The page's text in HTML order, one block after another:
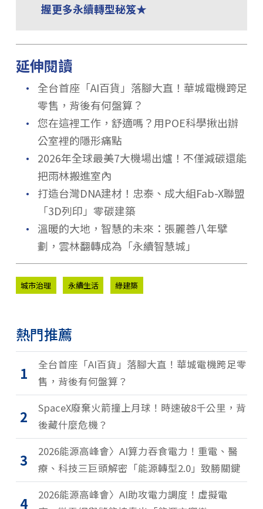
握更多永續轉型秘笈★
延伸閱讀
．
全台首座「AI百貨」落腳大直！華城電機跨足
零售，背後有何盤算？
． 您在這裡工作，舒適嗎？用POE科學揪出辦
公室裡的隱形痛點
．
2026年全球最美7大機場出爐！不僅減碳還能
把雨林搬進室內
．
打造台灣DNA建材！忠泰、成大組Fab-X聯盟
「3D列印」零碳建築
．
溫暖的大地，智慧的未來：張麗善八年擘
劃，雲林翻轉成為「永續智慧城」
城市治理 永續生活 綠建築
熱門推薦
1
全台首座「AI百貨」落腳大直！華城電機跨足零
售，背後有何盤算？
2
SpaceX廢棄火箭撞上月球！時速破8千公里，背
後藏什麼危機？
3
2026能源高峰會〉AI算力吞食電力！重電、醫
療、科技三巨頭解密「能源轉型2.0」致勝關鍵
4
2026能源高峰會〉AI助攻電力調度！虛擬電